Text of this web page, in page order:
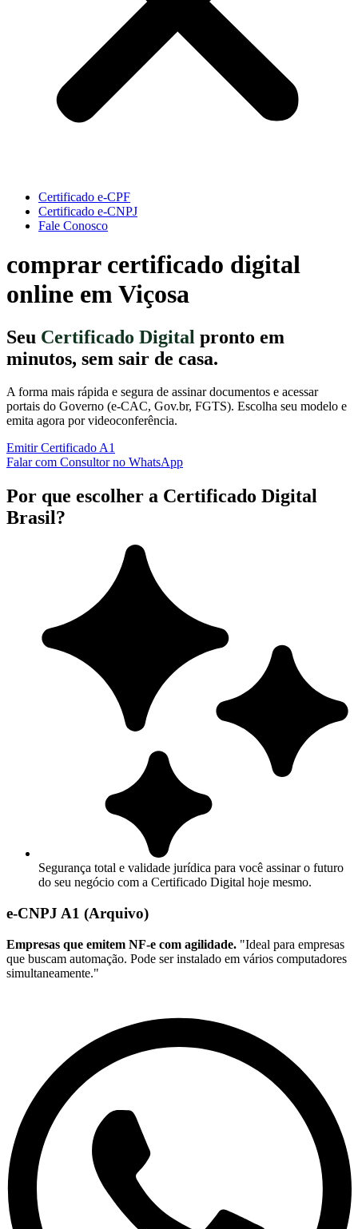
Certificado e-CPF
Certificado e-CNPJ
Fale Conosco
comprar certificado digital
online em Viçosa
Seu Certificado Digital pronto em
minutos, sem sair de casa.
A forma mais rápida e segura de assinar documentos e acessar
portais do Governo (e-CAC, Gov.br, FGTS). Escolha seu modelo e
emita agora por videoconferência.
Emitir Certificado A1
Falar com Consultor no WhatsApp
Por que escolher a Certificado Digital
Brasil?
Segurança total e validade jurídica para você assinar o futuro
do seu negócio com a Certificado Digital hoje mesmo.
e-CNPJ A1 (Arquivo)
Empresas que emitem NF-e com agilidade. "Ideal para empresas
que buscam automação. Pode ser instalado em vários computadores
simultaneamente."